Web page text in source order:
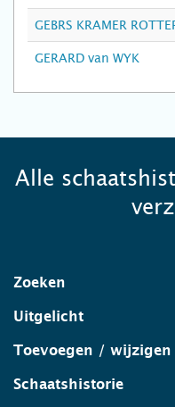
GEBRS KRAMER
GERARD van WYK
Alle
Zoeken
Uitgelicht
Toevoegen / wijzigen
Schaatshistorie